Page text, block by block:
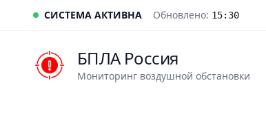
СИСТЕМА АКТИВНА Обновлено: 15:30
БПЛА Россия
Мониторинг воздушной обстановки